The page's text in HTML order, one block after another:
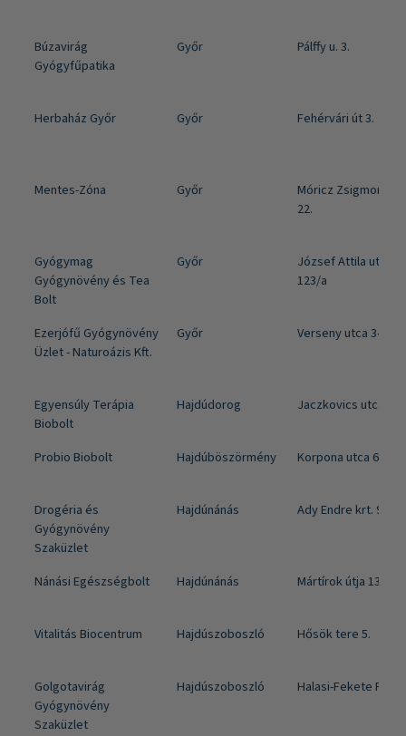
Búzavirág
Gyógyfűpatika
Győr Pálffy u. 3.
Herbaház Győr Győr Fehérvári út 3.
Mentes-Zóna Győr
Móricz Zsigmond
22.
Gyógymag
Gyógynövény és Tea
Bolt
Győr
József Attila utca
123/a
Ezerjófű Gyógynövény
Üzlet - Naturoázis Kft.
Győr Verseny utca 3-5.
Egyensúly Terápia
Biobolt
Hajdúdorog Jaczkovics utca 17.
Probio Biobolt Hajdúböszörmény Korpona utca 6.
Drogéria és
Gyógynövény
Szaküzlet
Hajdúnánás Ady Endre krt. 9.
Nánási Egészségbolt Hajdúnánás Mártírok útja 13.
Vitalitás Biocentrum Hajdúszoboszló Hősök tere 5.
Golgotavirág
Gyógynövény
Szaküzlet
Hajdúszoboszló Halasi-Fekete P.tér